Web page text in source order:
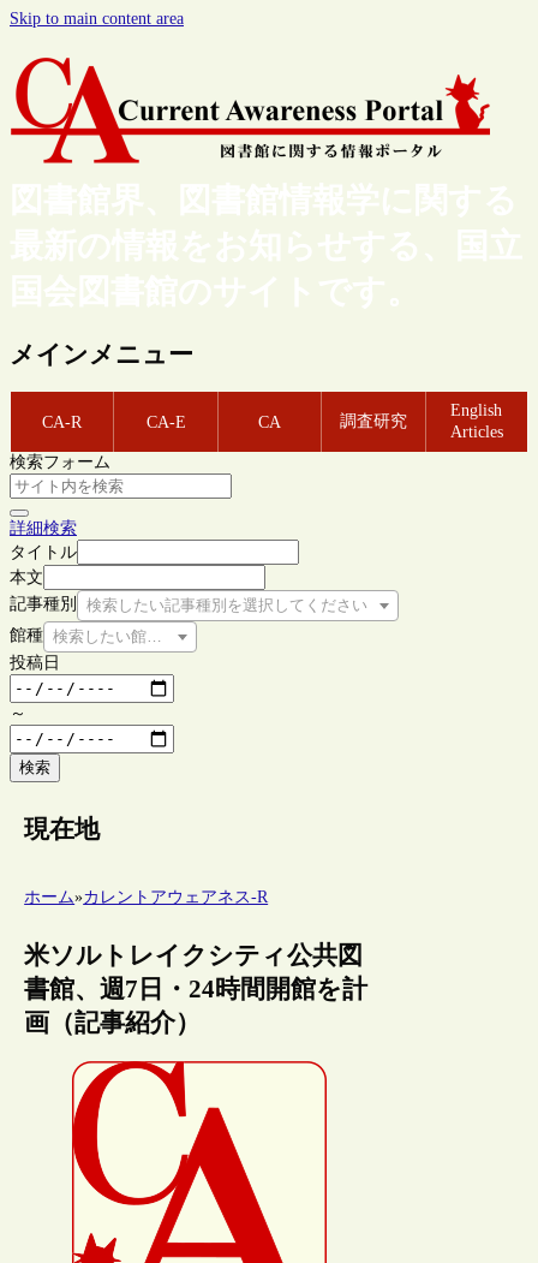
Skip to main content area
図書館界、図書館情報学に関する
最新の情報をお知らせする、国立
国会図書館のサイトです。
メインメニュー
CA-R CA-E CA 調査研究
English
Articles
検索フォーム
詳細検索
タイトル
本文
記事種別
検索したい記事種別を選択してください
館種 検索したい館種を選択してください
投稿日
～
検索
現在地
ホーム»カレントアウェアネス-R
米ソルトレイクシティ公共図
書館、週7日・24時間開館を計
画（記事紹介）